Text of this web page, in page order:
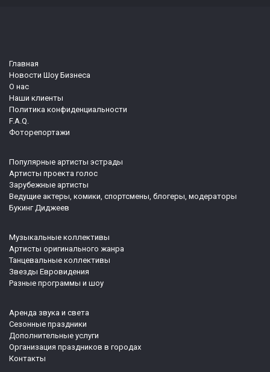
Главная
Новости Шоу Бизнеса
О нас
Наши клиенты
Политика конфиденциальности
F.A.Q.
Фоторепортажи
Популярные артисты эстрады
Артисты проекта голос
Зарубежные артисты
Ведущие актеры, комики, спортсмены, блогеры, модераторы
Букинг Диджеев
Музыкальные коллективы
Артисты оригинального жанра
Танцевальные коллективы
Звезды Евровидения
Разные программы и шоу
Аренда звука и света
Сезонные праздники
Дополнительные услуги
Организация праздников в городах
Контакты